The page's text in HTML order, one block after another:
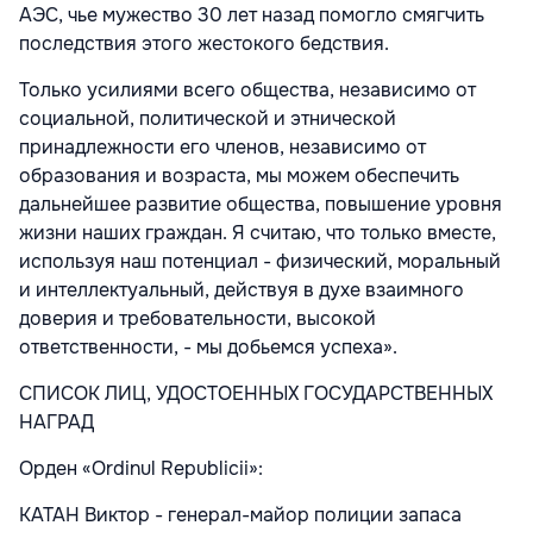
АЭС, чье мужество 30 лет назад помогло смягчить
последствия этого жестокого бедствия.
Только усилиями всего общества, независимо от
социальной, политической и этнической
принадлежности его членов, независимо от
образования и возраста, мы можем обеспечить
дальнейшее развитие общества, повышение уровня
жизни наших граждан. Я считаю, что только вместе,
используя наш потенциал - физический, моральный
и интеллектуальный, действуя в духе взаимного
доверия и требовательности, высокой
ответственности, - мы добьемся успеха».
СПИСОК ЛИЦ, УДОСТОЕННЫХ ГОСУДАРСТВЕННЫХ
НАГРАД
Орден «Ordinul Republicii»:
КАТАН Виктор - генерал-майор полиции запаса